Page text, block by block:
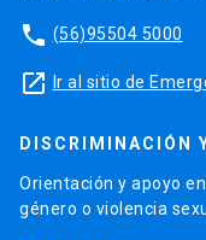
phone (56)95504 5000
launch Ir al sitio de
DISCRIMINACIÓN
Orientación y apoyo
género o violencia